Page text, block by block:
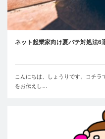
ネット起業家向け夏バテ対処法6
こんにちは、しょうりです。コチ
をお伝えし…